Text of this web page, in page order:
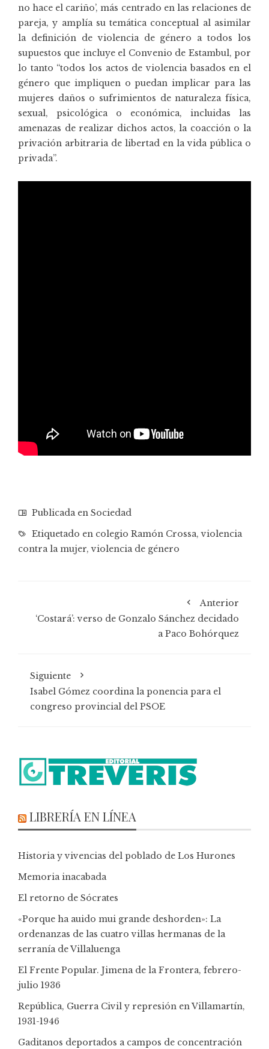
no hace el cariño’, más centrado en las relaciones de
pareja, y amplía su temática conceptual al asimilar
la definición de violencia de género a todos los
supuestos que incluye el Convenio de Estambul, por
lo tanto “todos los actos de violencia basados en el
género que impliquen o puedan implicar para las
mujeres daños o sufrimientos de naturaleza física,
sexual, psicológica o económica, incluidas las
amenazas de realizar dichos actos, la coacción o la
privación arbitraria de libertad en la vida pública o
privada”.
Publicada en Sociedad
Etiquetado en colegio Ramón Crossa,violencia
contra la mujer,violencia de género
Anterior
‘Costará’: verso de Gonzalo Sánchez decidado
a Paco Bohórquez
Siguiente
Isabel Gómez coordina la ponencia para el
congreso provincial del PSOE
LIBRERÍA EN LÍNEA
Historia y vivencias del poblado de Los Hurones
Memoria inacabada
El retorno de Sócrates
«Porque ha auido mui grande deshorden»: La
ordenanzas de las cuatro villas hermanas de la
serranía de Villaluenga
El Frente Popular. Jimena de la Frontera, febrero-
julio 1936
República, Guerra Civil y represión en Villamartín,
1931-1946
Gaditanos deportados a campos de concentración